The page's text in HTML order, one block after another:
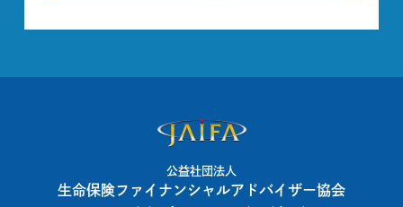
公益社団法人
生命保険ファイナンシャルアドバイザー協会